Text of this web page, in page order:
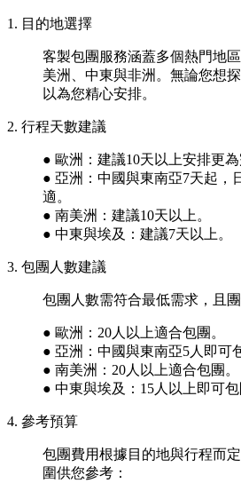
1. 目的地選擇​
客製包團服務涵蓋多個熱門地
美洲、中東與非洲。無論您想
以為您精心安排。
2. 行程天數建議
● 歐洲：建議10天以上安排更為
● 亞洲：中國與東南亞7天起，
適。
● 南美洲：建議10天以上。
● 中東與埃及：建議7天以上。
3. 包團人數建議
包團人數需符合最低需求，且
● 歐洲：20人以上適合包團。
● 亞洲：中國與東南亞5人即可
● 南美洲：20人以上適合包團。
● 中東與埃及：15人以上即可包
4. 參考預算
包團費用根據目的地與行程而
圍供您參考：